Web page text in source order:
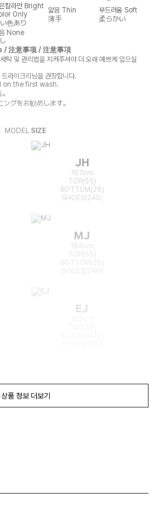
칼라만 Bright
Only
色あり
얇음 Thin
薄手
부드러움 Soft
柔らかい
None
/ 注意事项 / 注意事項
탁 및 관리법을 지켜주셔야 더 오래 예쁘게 입으실
라이크리닝을 권장합니다.
the first wash.
グをお勧めします。
MODEL SIZE
JH
167cm
TOP(55)
BOTTOM(26)
SHOES(240)
MJ
164cm
TOP(55)
BOTTOM(26)
EJ
상품 정보 더보기